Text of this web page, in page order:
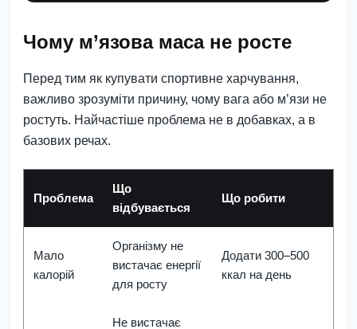
Чому м’язова маса не росте
Перед тим як купувати спортивне харчування,
важливо зрозуміти причину, чому вага або м’язи не
ростуть. Найчастіше проблема не в добавках, а в
базових речах.
Проблема
Що
відбувається
Що робити
Мало
калорій
Організму не
вистачає енергії
для росту
Додати 300–500
ккал на день
Не вистачає